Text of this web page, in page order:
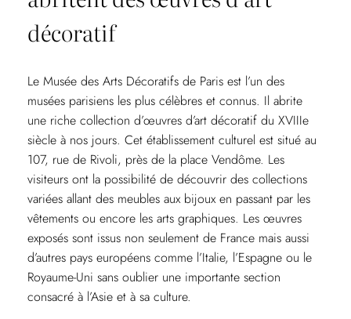
décoratif
Le Musée des Arts Décoratifs de Paris est l’un des
musées parisiens les plus célèbres et connus. Il abrite
une riche collection d’œuvres d’art décoratif du XVIIIe
siècle à nos jours. Cet établissement culturel est situé au
107, rue de Rivoli, près de la place Vendôme. Les
visiteurs ont la possibilité de découvrir des collections
variées allant des meubles aux bijoux en passant par les
vêtements ou encore les arts graphiques. Les œuvres
exposés sont issus non seulement de France mais aussi
d’autres pays européens comme l’Italie, l’Espagne ou le
Royaume-Uni sans oublier une importante section
consacré à l’Asie et à sa culture.